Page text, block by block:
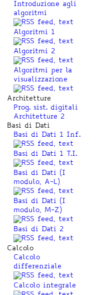
Introduzione agli
algoritmi
Algoritmi 1
Algoritmi 2
Algoritmi per la
visualizzazione
Architetture
Prog. sist. digitali
Architetture 2
Basi di Dati
Basi di Dati 1 Inf.
Basi di Dati 1 T.I.
Basi di Dati (I
modulo, A-L)
Basi di Dati (I
modulo, M-Z)
Basi di Dati 2
Calcolo
Calcolo
differenziale
Calcolo integrale